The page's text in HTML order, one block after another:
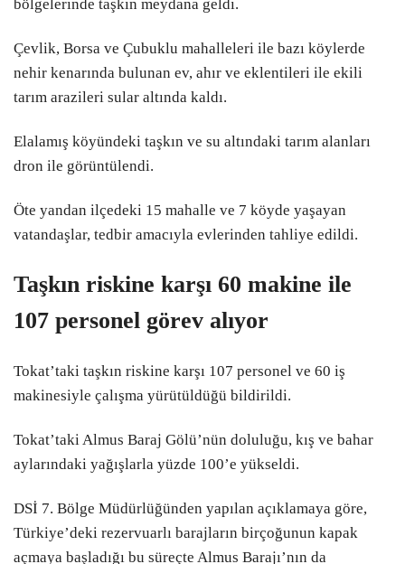
Youtube
Telegram
SANAT
TÜRK DÜNYASI
FOTO GALERİ
MAGAZİN
bölgelerinde taşkın meydana geldi.
Çevlik, Borsa ve Çubuklu mahalleleri ile bazı köylerde
nehir kenarında bulunan ev, ahır ve eklentileri ile ekili
tarım arazileri sular altında kaldı.
Elalamış köyündeki taşkın ve su altındaki tarım alanları
dron ile görüntülendi.
Öte yandan ilçedeki 15 mahalle ve 7 köyde yaşayan
vatandaşlar, tedbir amacıyla evlerinden tahliye edildi.
Taşkın riskine karşı 60 makine ile
107 personel görev alıyor
Tokat’taki taşkın riskine karşı 107 personel ve 60 iş
makinesiyle çalışma yürütüldüğü bildirildi.
Tokat’taki Almus Baraj Gölü’nün doluluğu, kış ve bahar
aylarındaki yağışlarla yüzde 100’e yükseldi.
DSİ 7. Bölge Müdürlüğünden yapılan açıklamaya göre,
Türkiye’deki rezervuarlı barajların birçoğunun kapak
açmaya başladığı bu süreçte Almus Barajı’nın da